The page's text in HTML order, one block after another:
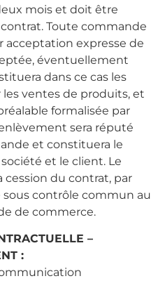
mois et doit être
Toute commande
acceptation expresse de
éventuellement
dans ce cas les
ventes de produits, et
formalisée par
sera réputé
et constituera le
et le client. Le
cession du contrat, par
contrôle commun au
de commerce.
–
: